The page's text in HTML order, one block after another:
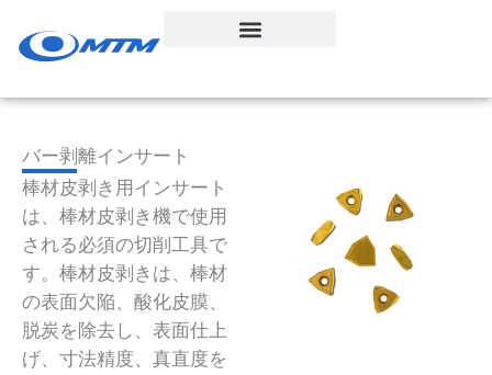
ン
バー剥離インサート
棒材皮剥き用インサート
は、棒材皮剥き機で使用
される必須の切削工具で
す。棒材皮剥きは、棒材
の表面欠陥、酸化皮膜、
脱炭を除去し、表面仕上
げ、寸法精度、真直度を